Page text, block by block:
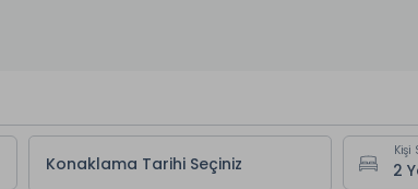
Konaklama Tarihi Seçiniz
Kişi